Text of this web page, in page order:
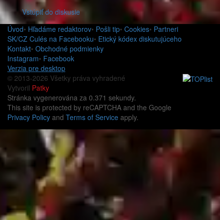
Vstúpiť do diskusie
Úvod• Hľadáme redaktorov• Pošli tip• Cookies• Partneri
SK/CZ Culés na Facebooku• Etický kódex diskutujúceho
Kontakt• Obchodné podmienky
Instagram• Facebook
Verzia pre desktop
© 2013-2026 Všetky práva vyhradené
Vytvoril Patky
Stránka vygenerována za 0.371 sekundy.
This site is protected by reCAPTCHA and the Google
Privacy Policy and Terms of Service apply.